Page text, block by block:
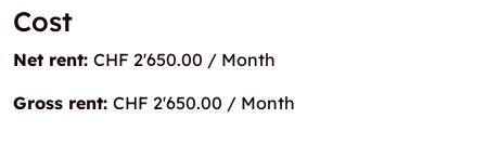
Cost
Net rent: CHF 2'650.00 / Month
Gross rent: CHF 2'650.00 / Month